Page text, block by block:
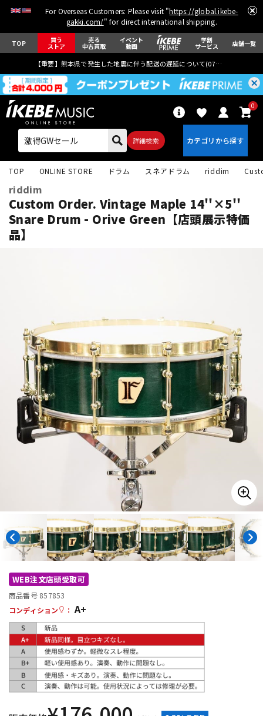
For Overseas Customers: Please visit "https://global.ikebe-
gakki.com/" for direct international shipping.
TOP 買う
ストア
売る
中古買取
イベント
動画
学割
サービス 店舗一覧
【重要】熊本県で発生した地震に伴う配送の遅延について(07月29日
詳細検索
0
ドラム パーカッション
キーボード 電子ピアノ
管楽器 その他楽器
DTM オンライン納品 レコーディング機器
配信/ライブ機器
TOP ONLINE STORE ドラム スネアドラム riddim
riddim
Custom Order. Vintage Maple 14''×5''
Snare Drum - Orive Green【店頭展示特価
品】
WEB注文店頭受取可
商品番号 857853
コンディション
： A+